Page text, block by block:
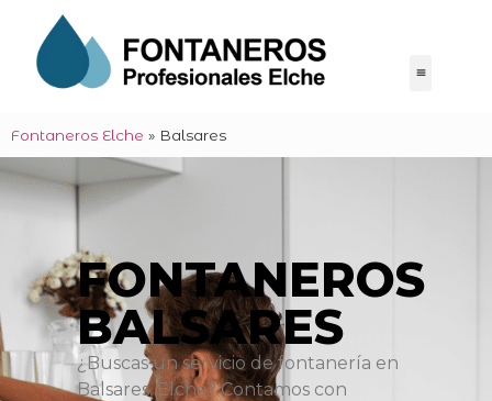
Fontaneros Elche » Balsares
FONTANEROS
BALSARES
¿Buscas un servicio de fontanería en
Balsares, Elche? Contamos con